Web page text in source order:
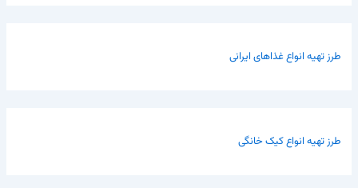
طرز تهیه انواع غذاهای ایرانی
طرز تهیه انواع کیک خانگی